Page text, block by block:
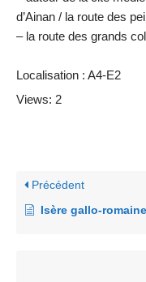
d’Ainan / la route des
– la route des grands
Localisation : A4-E2
Views: 2
Précédent
Isère gallo-romaine